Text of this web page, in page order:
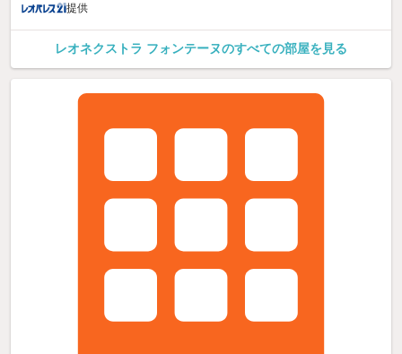
提供
レオネクストラ フォンテーヌのすべての部屋を見る